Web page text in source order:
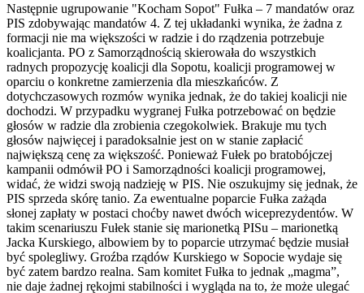
Następnie ugrupowanie "Kocham Sopot" Fułka – 7 mandatów oraz
PIS zdobywając mandatów 4. Z tej układanki wynika, że żadna z
formacji nie ma większości w radzie i do rządzenia potrzebuje
koalicjanta. PO z Samorządnością skierowała do wszystkich
radnych propozycję koalicji dla Sopotu, koalicji programowej w
oparciu o konkretne zamierzenia dla mieszkańców. Z
dotychczasowych rozmów wynika jednak, że do takiej koalicji nie
dochodzi. W przypadku wygranej Fułka potrzebować on będzie
głosów w radzie dla zrobienia czegokolwiek. Brakuje mu tych
głosów najwięcej i paradoksalnie jest on w stanie zapłacić
największą cenę za większość. Ponieważ Fułek po bratobójczej
kampanii odmówił PO i Samorządności koalicji programowej,
widać, że widzi swoją nadzieję w PIS. Nie oszukujmy się jednak, że
PIS sprzeda skórę tanio. Za ewentualne poparcie Fułka zażąda
słonej zapłaty w postaci choćby nawet dwóch wiceprezydentów. W
takim scenariuszu Fułek stanie się marionetką PISu – marionetką
Jacka Kurskiego, albowiem by to poparcie utrzymać będzie musiał
być spolegliwy. Groźba rządów Kurskiego w Sopocie wydaje się
być zatem bardzo realna. Sam komitet Fułka to jednak „magma”,
nie daje żadnej rękojmi stabilności i wygląda na to, że może ulegać